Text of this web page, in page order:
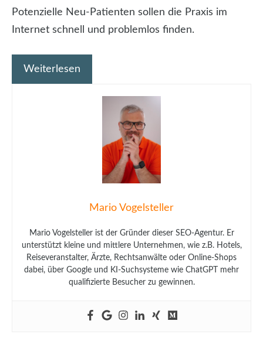
Potenzielle Neu-Patienten sollen die Praxis im
Internet schnell und problemlos finden.
Weiterlesen
Mario Vogelsteller
Mario Vogelsteller ist der Gründer dieser SEO-Agentur. Er
unterstützt kleine und mittlere Unternehmen, wie z.B. Hotels,
Reiseveranstalter, Ärzte, Rechtsanwälte oder Online-Shops
dabei, über Google und KI-Suchsysteme wie ChatGPT mehr
qualifizierte Besucher zu gewinnen.